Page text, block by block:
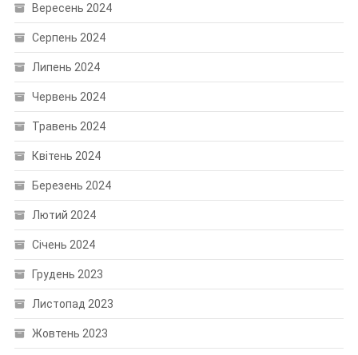
Вересень 2024
Серпень 2024
Липень 2024
Червень 2024
Травень 2024
Квітень 2024
Березень 2024
Лютий 2024
Січень 2024
Грудень 2023
Листопад 2023
Жовтень 2023